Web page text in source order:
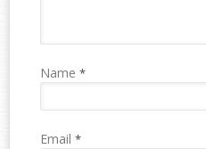
Name*
Email*